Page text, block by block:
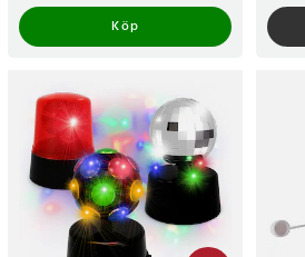
Köp